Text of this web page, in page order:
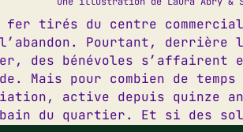
82 15
06 62 14 95 41
| Facebook
fer tirés du centre
Pourtant,
des bénévoles s’affairent
Mais pour combien de temps
active depuis quinze
du quartier. Et si des